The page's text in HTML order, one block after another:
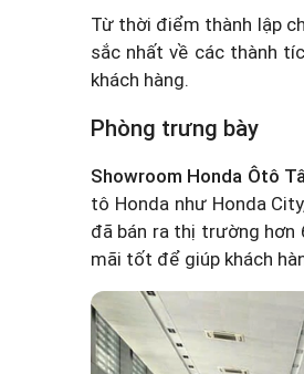
Từ thời điểm thành lập
sắc nhất về các thành
khách hàng.
Phòng trưng bày
Showroom Honda Ôtô
tô Honda như Honda
đã bán ra thị trường hơn
mãi tốt để giúp khách